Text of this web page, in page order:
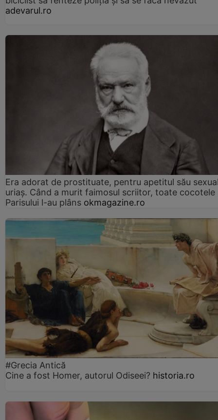
adevarul.ro
Era adorat de prostituate, pentru apetitul său
uriaș. Când a murit faimosul scriitor, toate cocotele
Parisului l-au plâns okmagazine.ro
#Grecia Antică
Cine a fost Homer, autorul Odiseei? historia.ro